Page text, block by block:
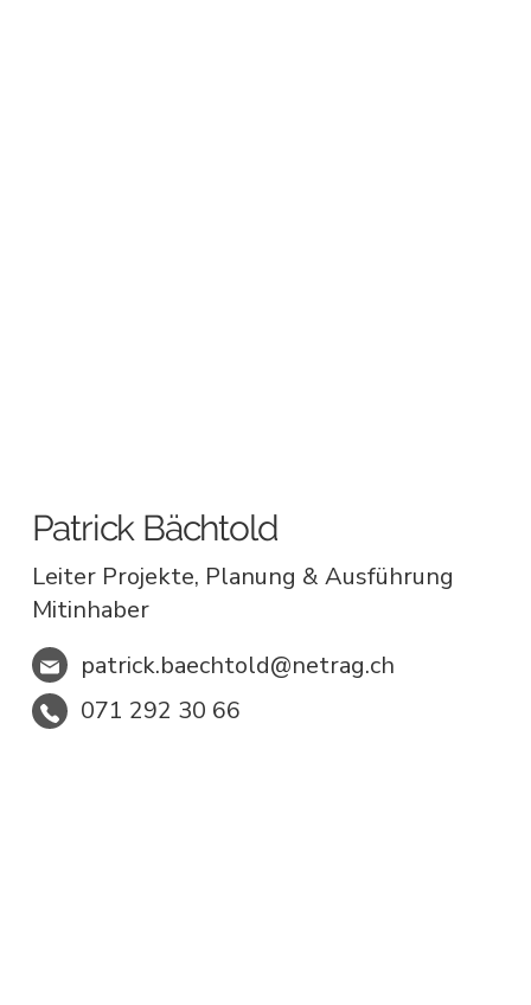
Patrick Bächtold
Leiter Projekte, Planung & Ausführung
Mitinhaber
patrick.baechtold@netrag.ch
071 292 30 66